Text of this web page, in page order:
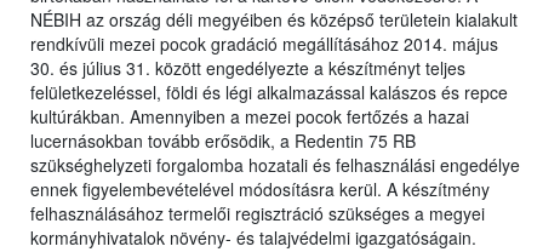
NÉBIH az ország déli megyéiben és középső területein kialakult
rendkívüli mezei pocok gradáció megállításához 2014. május
30. és július 31. között engedélyezte a készítményt teljes
felületkezeléssel, földi és légi alkalmazással kalászos és repce
kultúrákban. Amennyiben a mezei pocok fertőzés a hazai
lucernásokban tovább erősödik, a Redentin 75 RB
szükséghelyzeti forgalomba hozatali és felhasználási engedélye
ennek figyelembevételével módosításra kerül. A készítmény
felhasználásához termelői regisztráció szükséges a megyei
kormányhivatalok növény- és talajvédelmi igazgatóságain.